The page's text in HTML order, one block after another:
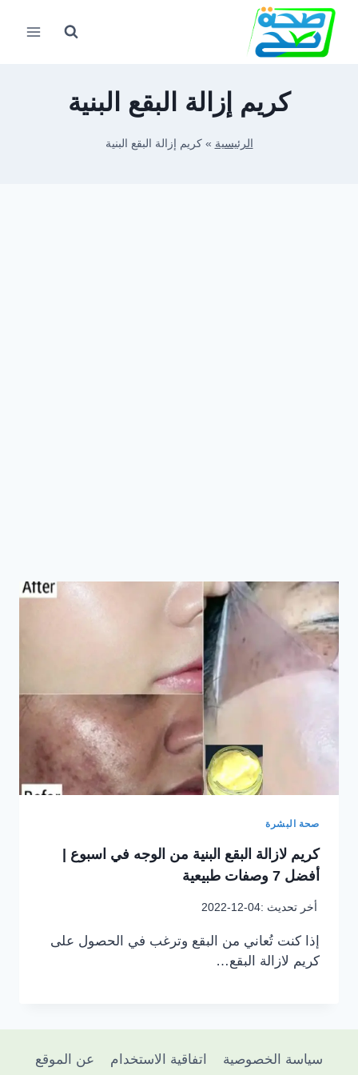
التجاوز
المحتوى
كريم إزالة البقع البنية
الرئيسية »كريم إزالة البقع البنية
صحة البشرة
كريم لازالة البقع البنية من الوجه في اسبوع |
أفضل 7 وصفات طبيعية
أخر تحديث :2022-12-04
إذا كنت تُعاني من البقع وترغب في الحصول على
كريم لازالة البقع…
سياسة الخصوصية اتفاقية الاستخدام عن الموقع